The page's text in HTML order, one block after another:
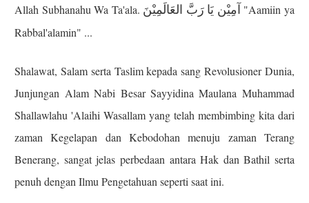
Allah Subhanahu Wa Ta'ala. آمِيْن يَا رَبَّ العَالَمِيْنَ "Aamiin ya
Rabbal'alamin" ...
Shalawat, Salam serta Taslim kepada sang Revolusioner Dunia,
Junjungan Alam Nabi Besar Sayyidina Maulana Muhammad
Shallawlahu 'Alaihi Wasallam yang telah membimbing kita dari
zaman Kegelapan dan Kebodohan menuju zaman Terang
Benerang, sangat jelas perbedaan antara Hak dan Bathil serta
penuh dengan Ilmu Pengetahuan seperti saat ini.